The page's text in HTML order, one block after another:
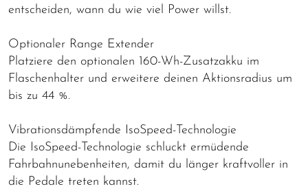
entscheiden, wann du wie viel Power willst.
Optionaler Range Extender
Platziere den optionalen 160-Wh-Zusatzakku im
Flaschenhalter und erweitere deinen Aktionsradius um
bis zu 44 %.
Vibrationsdämpfende IsoSpeed-Technologie
Die IsoSpeed-Technologie schluckt ermüdende
Fahrbahnunebenheiten, damit du länger kraftvoller in
die Pedale treten kannst.